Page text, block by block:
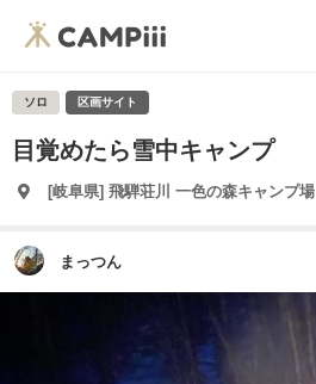
ソロ 区画サイト
目覚めたら雪中キャンプ
[岐阜県] 飛騨荘川 一色の森キャンプ場
まっつん